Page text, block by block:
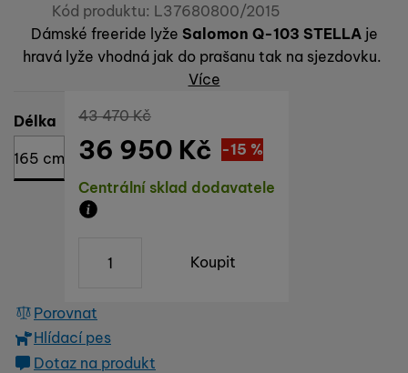
Kód produktu: L37680800/2015
Dámské freeride lyže Salomon Q-103 STELLA je
hravá lyže vhodná jak do prašanu tak na sjezdovku.
Více
Vyberte variantu
Délka
165 cm
Dostupnost
Centrální sklad dodavatele
Původní cena
43 470Kč
Sleva
6 520
(
-15 %
36 950 Kč
Koupit
Porovnat
Hlídací pes
Dotaz na produkt